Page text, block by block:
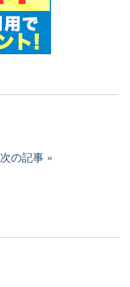
次の記事